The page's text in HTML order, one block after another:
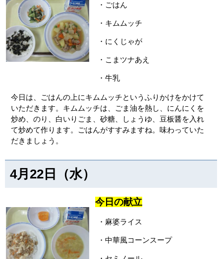
・ごはん
・キムムッチ
・にくじゃが
・こまツナあえ
・牛乳
今日は、ごはんの上にキムムッチというふりかけをかけて
いただきます。キムムッチは、ごま油を熱し、にんにくを
炒め、のり、白いりごま、砂糖、しょうゆ、豆板醤を入れ
て炒めて作ります。ごはんがすすみますね。味わっていた
だきましょう。
4月22日（水）
今日の献立
・麻婆ライス
・中華風コーンスープ